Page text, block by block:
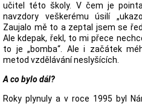
učitel této školy. V čem je
navzdory veškerému úsilí
Zaujalo mě to a zeptal jsem se
Ale kdepak, řekl, to mi přece
to je „bomba“. Ale i začátek
metod vzdělávání neslyšících.
A co bylo dál?
Roky plynuly a v roce 1995 byl